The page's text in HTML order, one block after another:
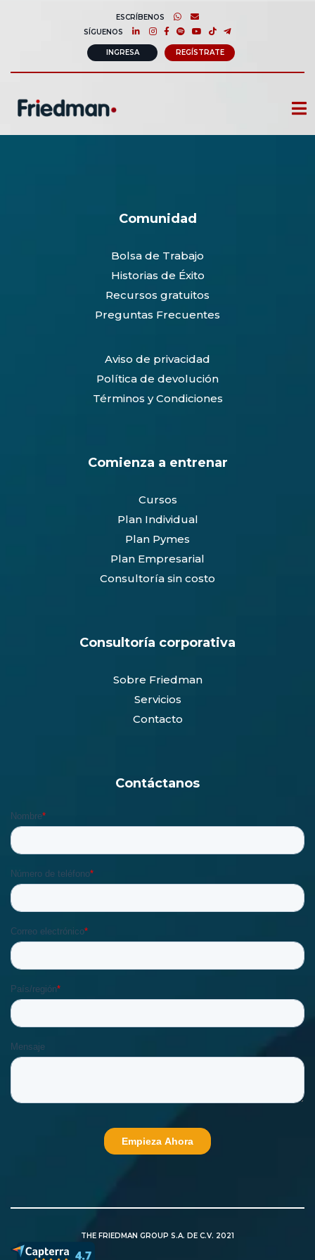
ESCRÍBENOS
SÍGUENOS
INGRESA REGÍSTRATE
Comunidad
Bolsa de Trabajo
Historias de Éxito
Recursos gratuitos
Preguntas Frecuentes
Aviso de privacidad
Política de devolución
Términos y Condiciones
Comienza a entrenar
Cursos
Plan Individual
Plan Pymes
Plan Empresarial
Consultoría sin costo
Consultoría corporativa
Sobre Friedman
Servicios
Contacto
Contáctanos
THE FRIEDMAN GROUP S.A. DE C.V. 2021